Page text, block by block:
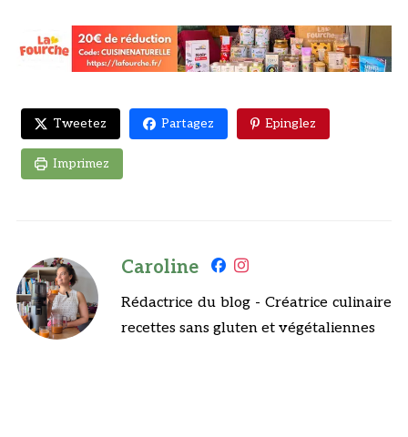
Tweetez Partagez Epinglez
Imprimez
Caroline
Rédactrice du blog - Créatrice culinaire
recettes sans gluten et végétaliennes